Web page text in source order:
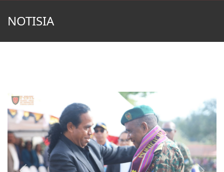
NOTISIA